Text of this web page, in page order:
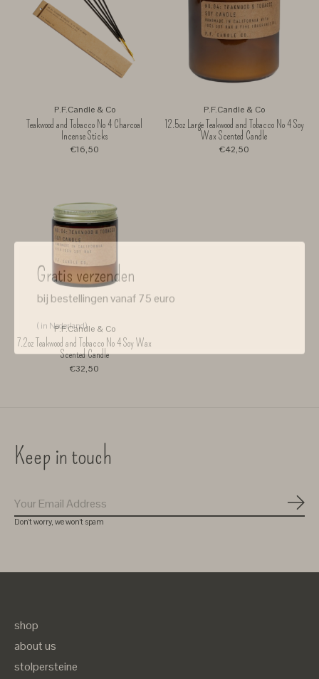
P.F.Candle & Co
Teakwood and Tobacco No 4 Charcoal
Incense Sticks
€16,50
P.F.Candle & Co
12.5oz Large Teakwood and Tobacco No 4 Soy
Wax Scented Candle
€42,50
P.F.Candle & Co
7.2oz Teakwood and Tobacco No 4 Soy Wax
Scented Candle
€32,50
Keep in touch
Don’t worry, we won’t spam
shop
about us
stolpersteine
Gratis verzenden
bij bestellingen vanaf 75 euro
( in Nederland)